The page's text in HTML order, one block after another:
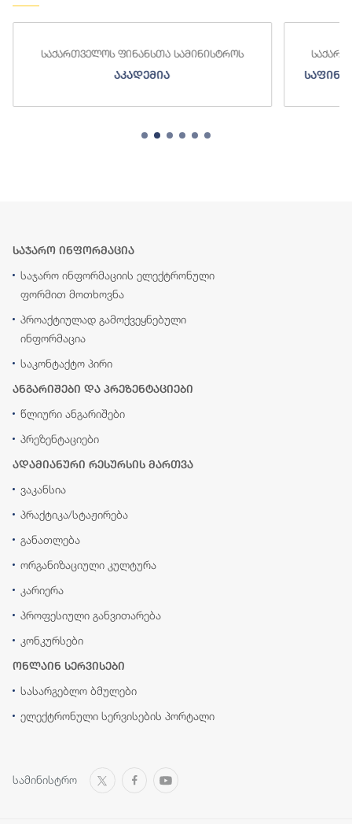
საქართველოს ფინანსთა სამინისტროს
აკადემია
საჯარო ინფორმაცია
საჯარო ინფორმაციის ელექტრონული
ფორმით მოთხოვნა
პროაქტიულად გამოქვეყნებული
ინფორმაცია
საკონტაქტო პირი
ანგარიშები და პრეზენტაციები
წლიური ანგარიშები
პრეზენტაციები
ადამიანური რესურსის მართვა
ვაკანსია
პრაქტიკა/სტაჟირება
განათლება
ორგანიზაციული კულტურა
კარიერა
პროფესიული განვითარება
კონკურსები
ონლაინ სერვისები
სასარგებლო ბმულები
ელექტრონული სერვისების პორტალი
სამინისტრო